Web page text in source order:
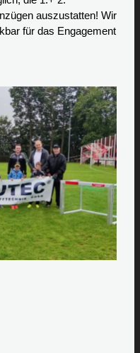
auszustatten! Wir
für das Engagement